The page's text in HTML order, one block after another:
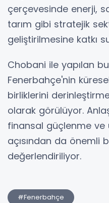
çerçevesinde enerji,
tarım gibi stratejik
geliştirilmesine katkı
Chobani ile yapılan
Fenerbahçe'nin
birliklerini
olarak görülüyor.
finansal güçlenme ve
açısından da önemli
değerlendiriliyor.
#Fenerbahçe